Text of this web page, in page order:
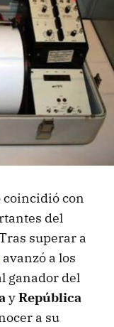
coincidió con
del
superar a
avanzó a los
ganador del
yRepública
a su